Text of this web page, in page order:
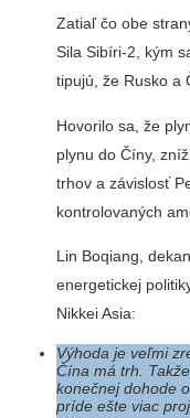
Zatiaľ čo obe
Sila Sibíri-2, kým
tipujú, že Rusko a
Hovorilo sa, že
plynu do Číny,
trhov a závislosť
kontrolovaných
Lin Boqiang,
energetickej
Nikkei Asia:
Výhoda je veľmi
Čína má trh.
konečnej dohode
príde ešte viac